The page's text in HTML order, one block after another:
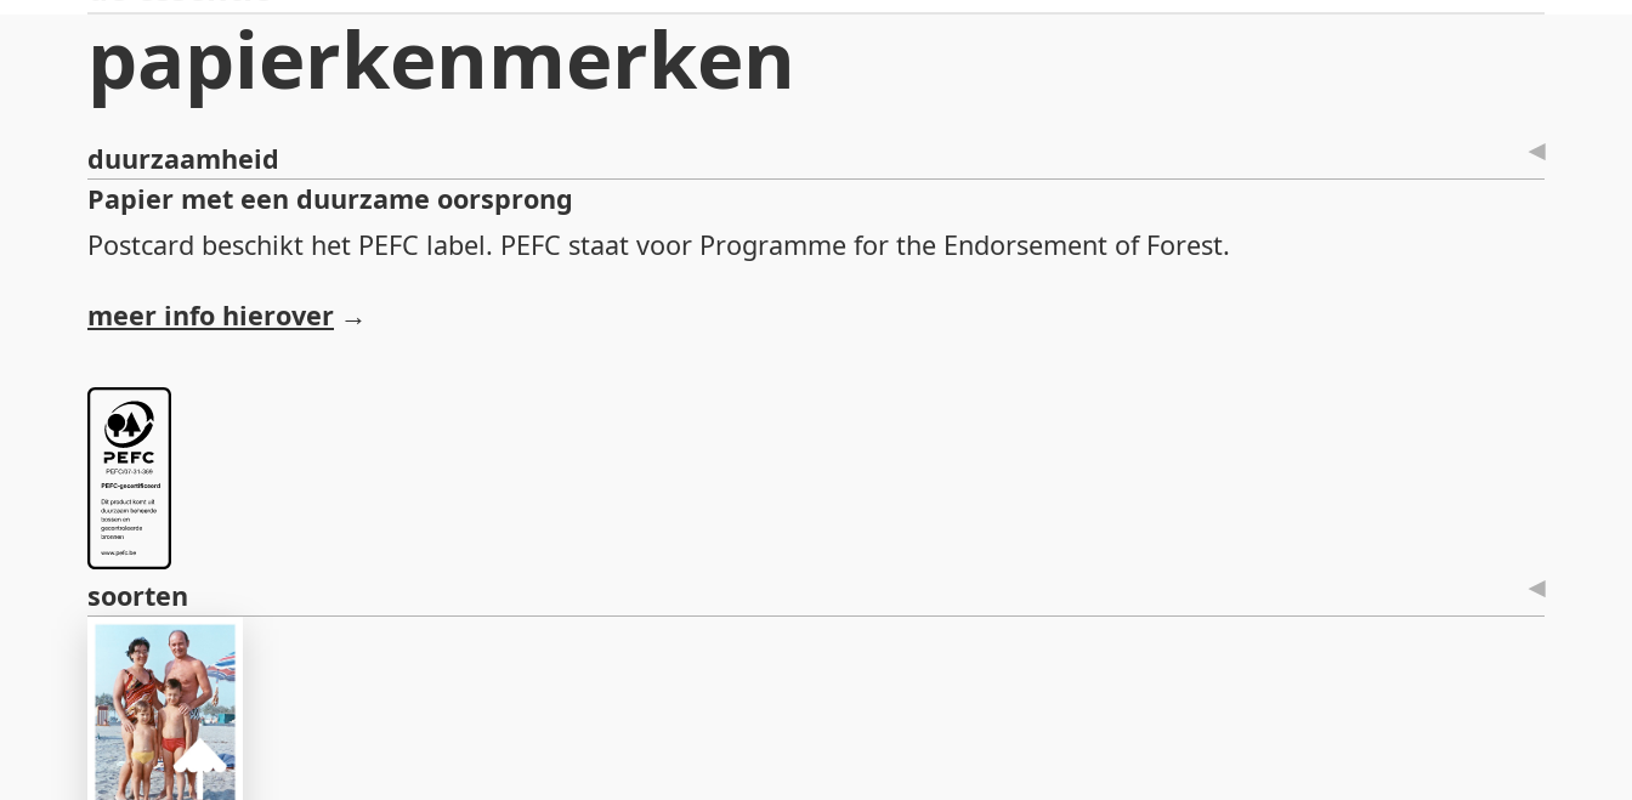
papierkenmerken
duurzaamheid
Papier met een duurzame oorsprong
Postcard beschikt het PEFC label. PEFC staat voor Programme for the Endorsement of Forest.
meer info hierover
soorten